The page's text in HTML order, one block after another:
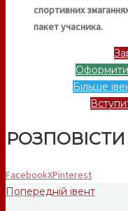
спортивних
пакет учасника.
Оформити
Більше
FacebookXPinterest
Попередній івент